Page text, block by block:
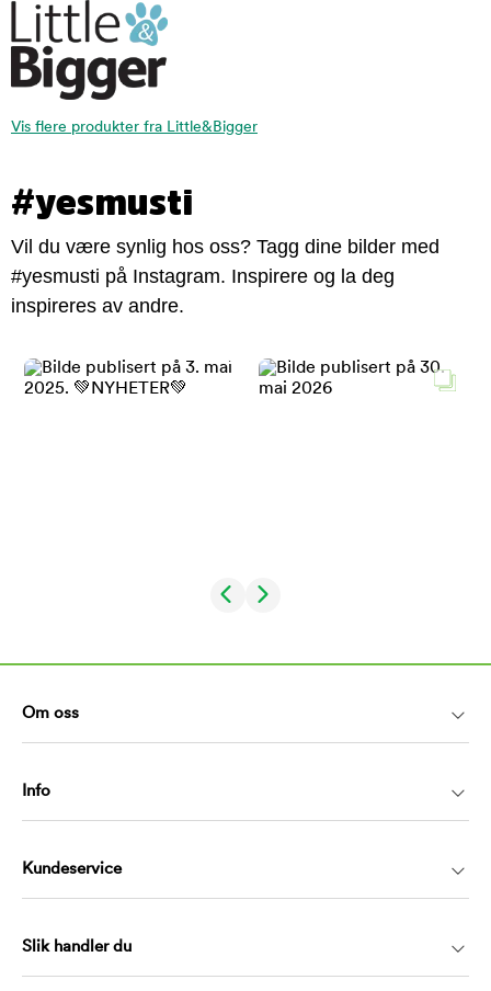
Vis flere produkter fra Little&Bigger
#yesmusti
Vil du være synlig hos oss? Tagg dine bilder med
#yesmusti på Instagram. Inspirere og la deg
inspireres av andre.
Om oss
Info
Kundeservice
Slik handler du